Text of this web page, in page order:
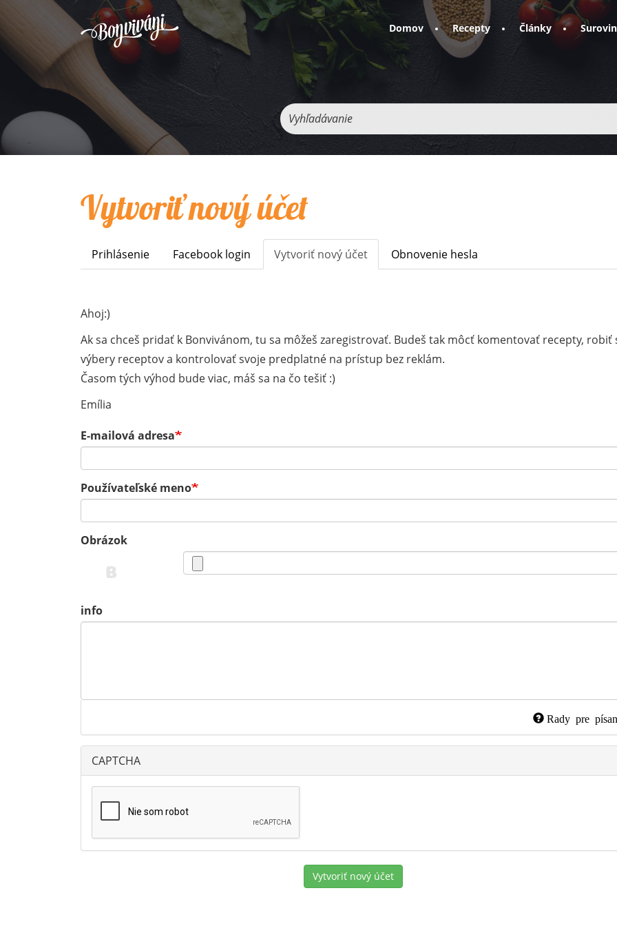
Domov Recepty Články
Vyhľadávanie
Vytvoriť nový účet
Primary
Prihlásenie Facebook login Vytvoriť nový účet (aktívna
karta)
Obnovenie hesla
Ahoj:)
Ak sa chceš pridať k Bonvivánom, tu sa môžeš zaregistrovať. Budeš tak môcť komentovať recepty, robiť
výbery receptov a kontrolovať svoje predplatné na prístup bez reklám.
Časom tých výhod bude viac, máš sa na čo tešiť :)
Emília
E-mailová adresa
Používateľské meno
Obrázok
info
Rady pre
CAPTCHA
Vytvoriť nový účet